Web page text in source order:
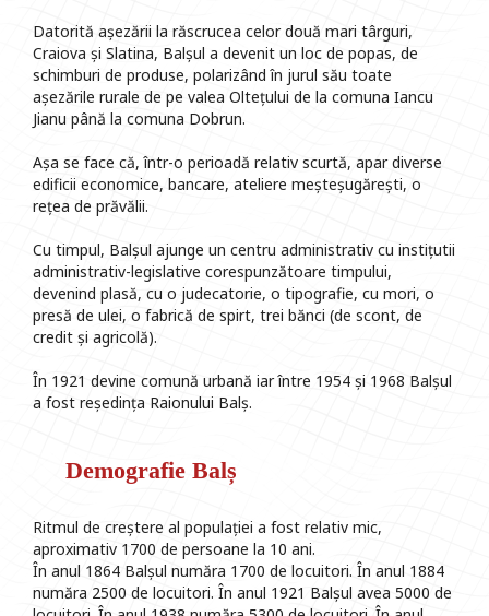
Datorită așezării la răscrucea celor două mari târguri,
Craiova și Slatina, Balșul a devenit un loc de popas, de
schimburi de produse, polarizând în jurul său toate
așezările rurale de pe valea Oltețului de la comuna Iancu
Jianu până la comuna Dobrun.
Așa se face că, într-o perioadă relativ scurtă, apar diverse
edificii economice, bancare, ateliere meșteșugărești, o
rețea de prăvălii.
Cu timpul, Balșul ajunge un centru administrativ cu instițutii
administrativ-legislative corespunzătoare timpului,
devenind plasă, cu o judecatorie, o tipografie, cu mori, o
presă de ulei, o fabrică de spirt, trei bănci (de scont, de
credit și agricolă).
În 1921 devine comună urbană iar între 1954 și 1968 Balșul
a fost reședința Raionului Balș.
Demografie Balș
Ritmul de creștere al populației a fost relativ mic,
aproximativ 1700 de persoane la 10 ani.
În anul 1864 Balșul număra 1700 de locuitori. În anul 1884
număra 2500 de locuitori. În anul 1921 Balșul avea 5000 de